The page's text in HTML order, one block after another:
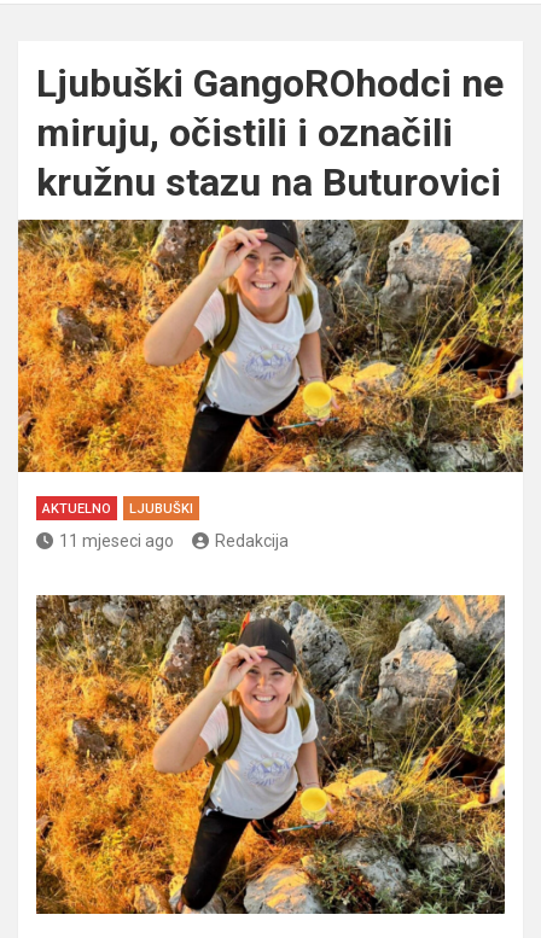
Ljubuški GangoROhodci ne
miruju, očistili i označili
kružnu stazu na Buturovici
AKTUELNO LJUBUŠKI
11 mjeseci ago Redakcija